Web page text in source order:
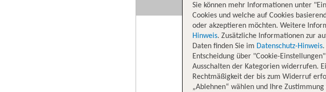
Sie können mehr Informationen unter
Cookies und welche auf Cookies
oder akzeptieren möchten. Weitere
Hinweis. Zusätzliche Informationen zur
Daten finden Sie im Datenschutz-Hinweis
Entscheidung über "Cookie-
Ausschalten der Kategorien widerrufen.
Rechtmäßigkeit der bis zum Widerruf
„Ablehnen“ wählen und Ihre